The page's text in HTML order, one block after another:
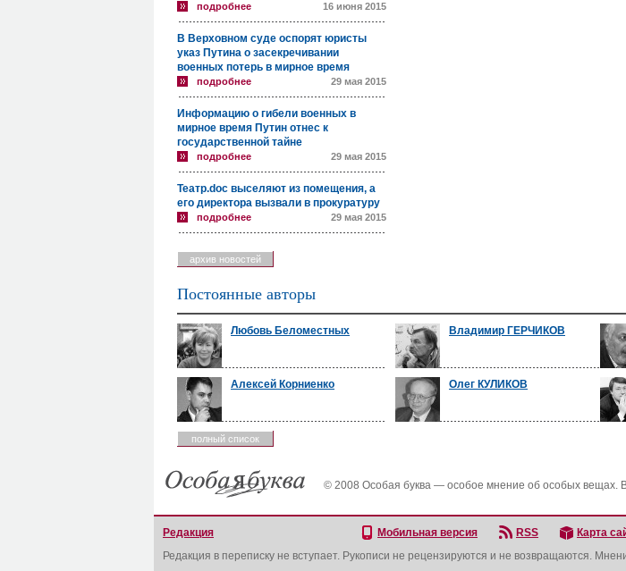
подробнее 16 июня 2015
В Верховном суде оспорят юристы
указ Путина о засекречивании
военных потерь в мирное время
подробнее 29 мая 2015
Информацию о гибели военных в
мирное время Путин отнес к
государственной тайне
подробнее 29 мая 2015
Театр.doc выселяют из помещения, а
его директора вызвали в прокуратуру
подробнее 29 мая 2015
архив новостей
Постоянные авторы
Любовь Беломестных Владимир ГЕРЧИКОВ
Алексей Корниенко Олег КУЛИКОВ
полный список
© 2008 Особая буква — особое мнение об особых вещах.
Редакция Мобильная версия RSS Карта
Редакция в переписку не вступает. Рукописи не рецензируются и не возвращаются.